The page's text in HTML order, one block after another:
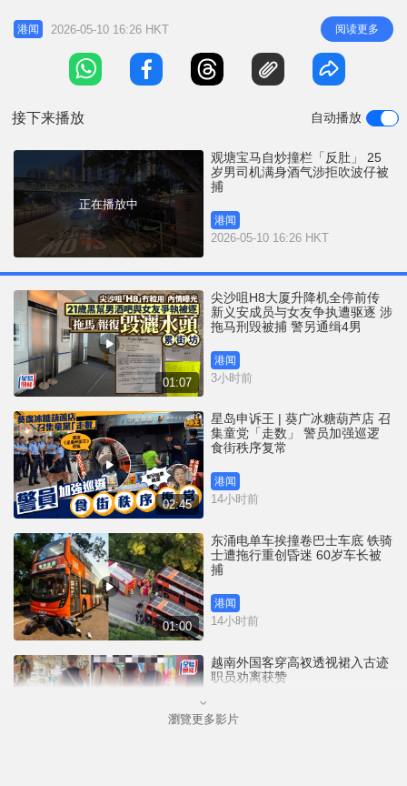
e
身严重损毁，路边约15米铁栏被撞毁，车内亦发现啤
酒罐。消防及救援人员接报到场，一名25岁姓李男子
已自行脱困，他报称颈及胸痛，清醒由救护车送往联
合医院治理。 消息指，李男一度表示司机另有其
港闻 2026-05-10 16:26 HKT 阅读更多
接下来播放 自动播放
正在播放中
观塘宝马自炒撞栏「反肚」 25
岁男司机满身酒气涉拒吹波仔被
捕
港闻
2026-05-10 16:26 HKT
01:07
尖沙咀H8大厦升降机全停前传
新义安成员与女友争执遭驱逐 涉
拖马刑毁被捕 警另通缉4男
港闻
3小时前
02:45
星岛申诉王 | 葵广冰糖葫芦店 召
集童党「走数」 警员加强巡逻
食街秩序复常
港闻
14小时前
01:00
东涌电单车挨撞卷巴士车底 铁骑
士遭拖行重创昏迷 60岁车长被
捕
港闻
14小时前
越南外国客穿高衩透视裙入古迹
职员劝离获赞
国际
瀏覽更多影片